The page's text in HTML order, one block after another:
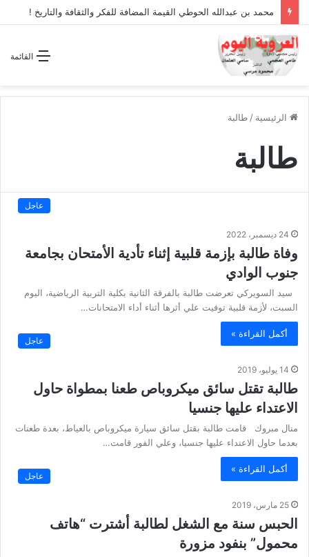
محمد بن عبدالله الحوطي القيمة المضافة للفكر والثقافة والتاريخ !
القائمة
الرئيسية / طالبة
طالبة
عاجل
24 ديسمبر، 2022
وفاة طالبة بإزمة قلبية إثناء تأدية الأمتحان بجامعة
جنوب الوادي
سيد السويركي تعرضت طالبة بالفرقة الثانية بكلية التربية الرياضية، اليوم
السبت، لأزمة قلبية توفيت علي أثرها أثناء أداء الامتحانات…
أكمل القراءة »
عاجل
14 يوليو، 2019
طالبة تقتل سائق ميكروباص طعنا بمطواة حاول
الاعتداء عليها جنسيا
منال مبروك قامت طالبة بقتل سائق سيارة ميكروباص بالعياط، بعدة طعنات
بعدما حاول الاعتداء عليها جنسيا، وعلي الفور قامت…
أكمل القراءة »
عاجل
25 مارس، 2019
الحبس سنة مع الشغل لطالبة أشترت “هاتف
محمول” بنفود مزورة